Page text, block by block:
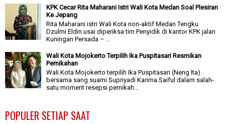
KPK Cecar Rita Maharani Istri Wali Kota Medan Soal Plesiran
Ke Jepang
Rita Maharani istri Wali Kota non-aktif Medan Tengku
Dzulmi Eldin usai diperiksa tim Penyidik di kantor KPK jalan
Kuningan Persada – ...
Wali Kota Mojokerto Terpilih Ika Puspitasari Resmikan
Pernikahan
Wali Kota Mojokerto terpilih Ika Puspitasari (Neng Ita)
bersama sang suami Supriyadi Karima Saiful dalam salah-
satu moment resepsi pernikah...
POPULER SETIAP SAAT